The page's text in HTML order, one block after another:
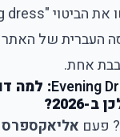
העברית של
בבת אחת.
פעם אליאקספרס